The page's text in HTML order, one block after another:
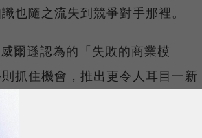
也隨之流失到競爭對手那裡。
爾遜認為的「失敗的商業模
抓住機會，推出更令人耳目一新